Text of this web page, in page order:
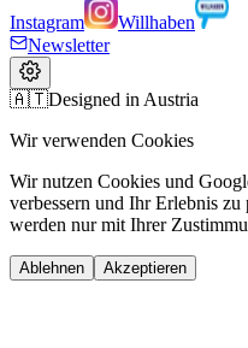
Instagram
Willhaben
Newsletter
🇦🇹Designed in Austria
Wir verwenden Cookies
Wir nutzen Cookies und
verbessern und Ihr Erlebnis
werden nur mit Ihrer
Ablehnen Akzeptieren